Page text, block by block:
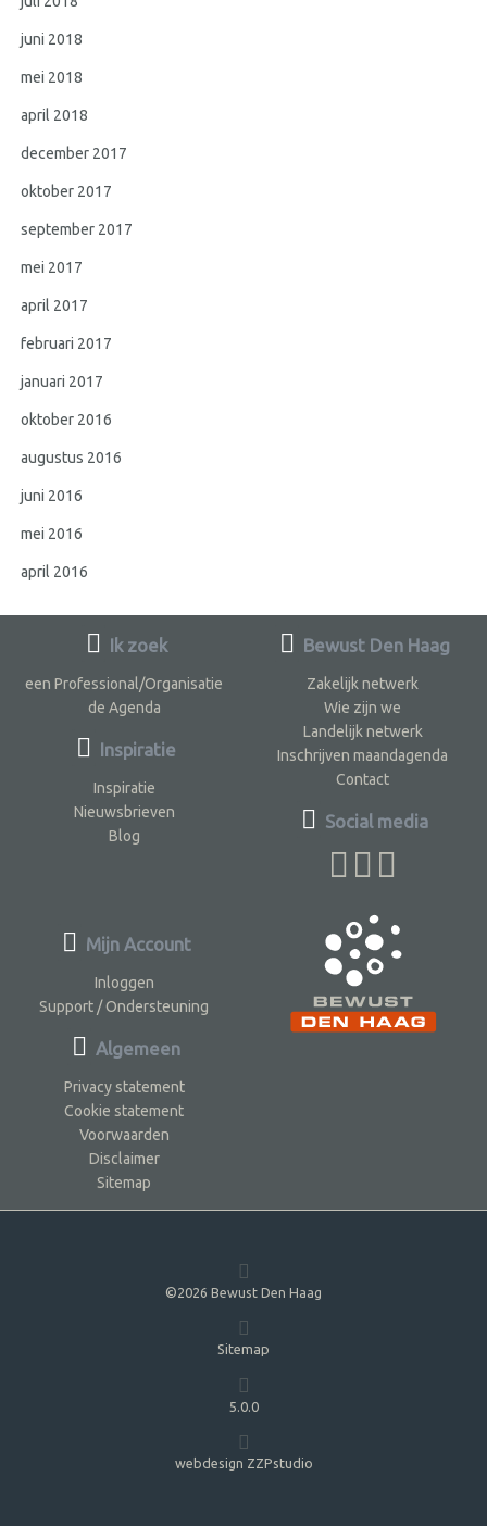
juni 2018
mei 2018
april 2018
december 2017
oktober 2017
september 2017
mei 2017
april 2017
februari 2017
januari 2017
oktober 2016
augustus 2016
juni 2016
mei 2016
april 2016
Ik zoek
een Professional/Organisatie
de Agenda
Inspiratie
Inspiratie
Nieuwsbrieven
Blog
Bewust Den Haag
Zakelijk netwerk
Wie zijn we
Landelijk netwerk
Inschrijven maandagenda
Contact
Social media
Mijn Account
Inloggen
Support / Ondersteuning
Algemeen
Privacy statement
Cookie statement
Voorwaarden
Disclaimer
Sitemap
©2026 Bewust Den Haag
Sitemap
5.0.0
webdesign ZZPstudio